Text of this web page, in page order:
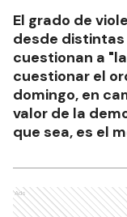
El grado de
desde
cuestionan a
cuestionar el
domingo, en
valor de la
que sea, es el
Ads